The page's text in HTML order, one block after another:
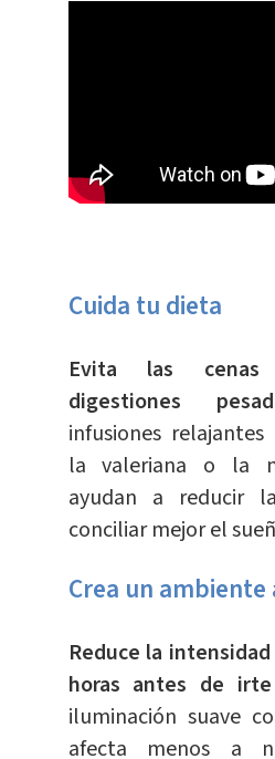
Cuida tu dieta
Evita las cenas
digestiones
infusiones
la valeriana o la
ayudan a reducir
conciliar mejor el
Crea un ambiente
Reduce la
horas antes de
iluminación suave
afecta menos a